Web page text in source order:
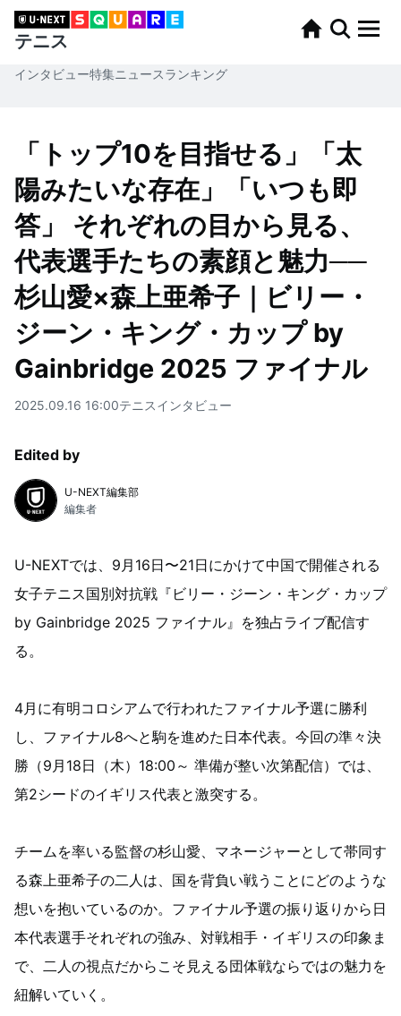
テニス
インタビュー特集ニュースランキング
「トップ10を目指せる」「太
陽みたいな存在」「いつも即
答」 それぞれの目から見る、
代表選手たちの素顔と魅力──
杉山愛×森上亜希子｜ビリー・
ジーン・キング・カップ by
Gainbridge 2025 ファイナル
2025.09.16 16:00テニスインタビュー
Edited by
U-NEXT編集部
編集者
U-NEXTでは、9月16日〜21日にかけて中国で開催される
女子テニス国別対抗戦『ビリー・ジーン・キング・カップ
by Gainbridge 2025 ファイナル』を独占ライブ配信す
る。
4月に有明コロシアムで行われたファイナル予選に勝利
し、ファイナル8へと駒を進めた日本代表。今回の準々決
勝（9月18日（木）18:00～ 準備が整い次第配信）では、
第2シードのイギリス代表と激突する。
チームを率いる監督の杉山愛、マネージャーとして帯同す
る森上亜希子の二人は、国を背負い戦うことにどのような
想いを抱いているのか。ファイナル予選の振り返りから日
本代表選手それぞれの強み、対戦相手・イギリスの印象ま
で、二人の視点だからこそ見える団体戦ならではの魅力を
紐解いていく。